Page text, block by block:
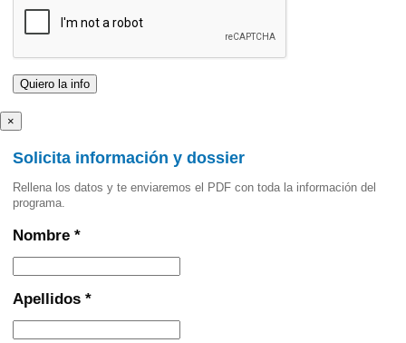
×
Solicita información y dossier
Rellena los datos y te enviaremos el PDF con toda la información del
programa.
Nombre *
Apellidos *